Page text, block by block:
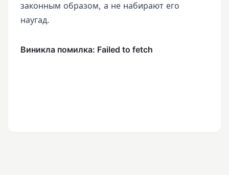
законным образом, а не набирают его
наугад.